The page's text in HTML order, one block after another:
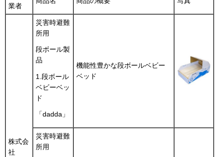
業者
株式会
社
災害時避難
所用
段ボール製
品
1.段ボール
ベビーベッ
ド
「dadda」
機能性豊かな段ボールベビー
ベッド
災害時避難
所用